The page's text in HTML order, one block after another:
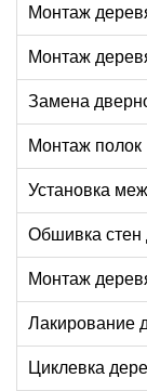
Монтаж
Монтаж
Замена
Монтаж полок
Установка
Обшивка стен
Монтаж
Лакирование
Циклевка